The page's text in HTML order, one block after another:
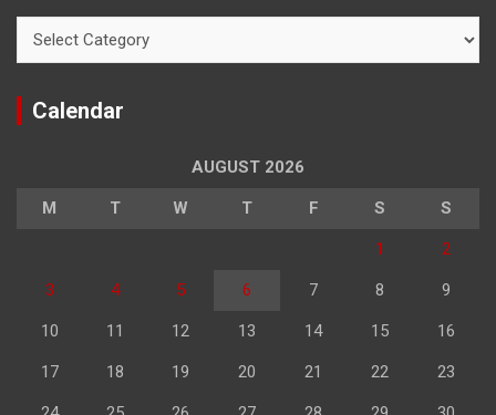
Calendar
AUGUST 2026
M T W T F S S
1 2
3 4 5 6 7 8 9
10 11 12 13 14 15 16
17 18 19 20 21 22 23